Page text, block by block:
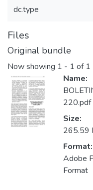
dc.type
Files
Original bundle
Now showing 1 - 1 of 1
Name:
220.pdf
Size:
265.59
Format:
Adobe
Format